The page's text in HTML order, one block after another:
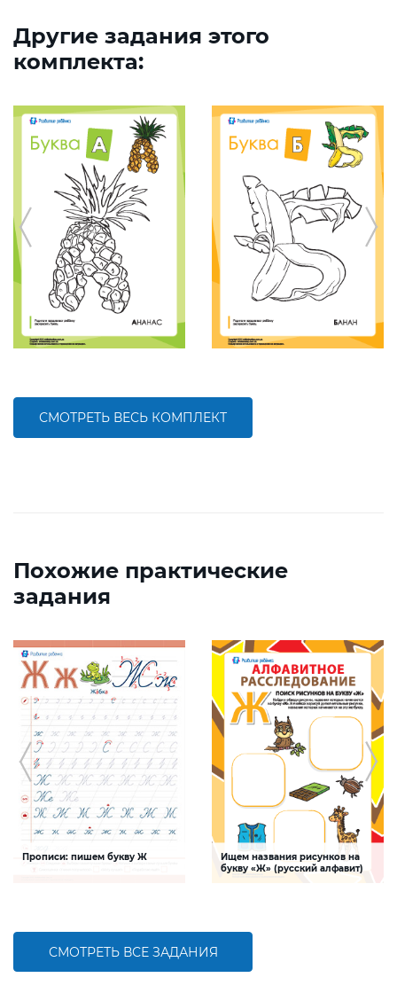
Другие задания этого
комплекта:
СМОТРЕТЬ ВЕСЬ КОМПЛЕКТ
Похожие практические
задания
Прописи: пишем букву Ж
Ищем названия рисунков на
букву «Ж» (русский алфавит)
СМОТРЕТЬ ВСЕ ЗАДАНИЯ